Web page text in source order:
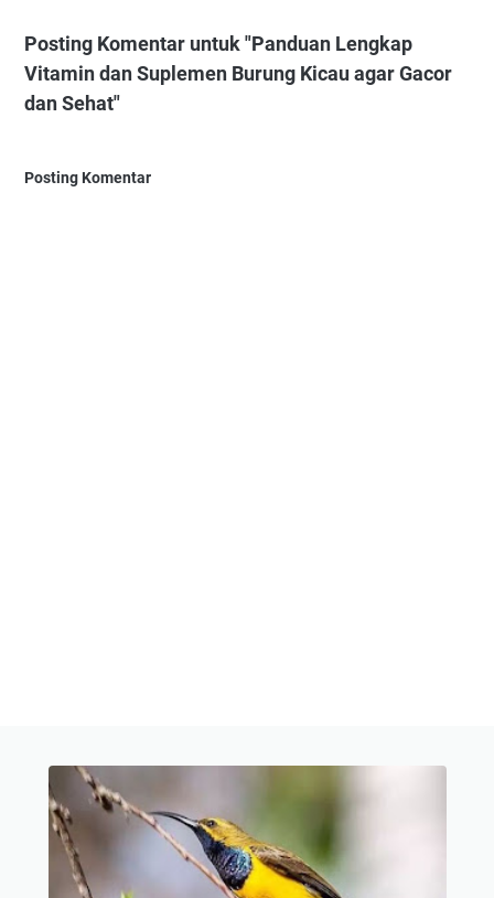
Posting Komentar untuk "Panduan Lengkap
Vitamin dan Suplemen Burung Kicau agar Gacor
dan Sehat"
Posting Komentar